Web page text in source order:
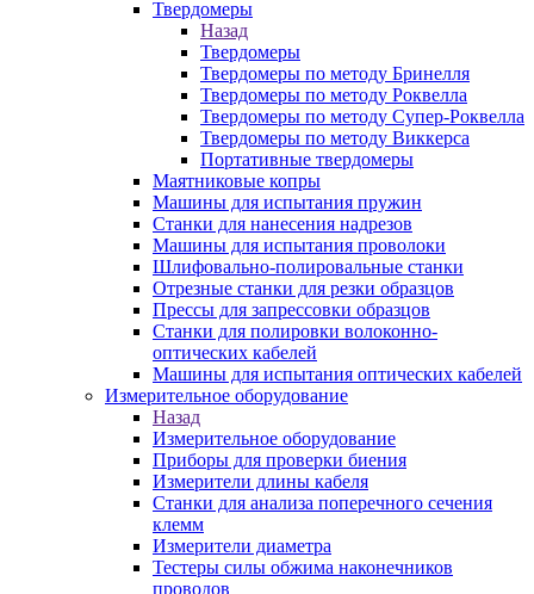
Твердомеры
Назад
Твердомеры
Твердомеры по методу Бринелля
Твердомеры по методу Роквелла
Твердомеры по методу Супер-Роквелла
Твердомеры по методу Виккерса
Портативные твердомеры
Маятниковые копры
Машины для испытания пружин
Станки для нанесения надрезов
Машины для испытания проволоки
Шлифовально-полировальные станки
Отрезные станки для резки образцов
Прессы для запрессовки образцов
Станки для полировки волоконно-
оптических кабелей
Машины для испытания оптических кабелей
Измерительное оборудование
Назад
Измерительное оборудование
Приборы для проверки биения
Измерители длины кабеля
Станки для анализа поперечного сечения
клемм
Измерители диаметра
Тестеры силы обжима наконечников
проводов